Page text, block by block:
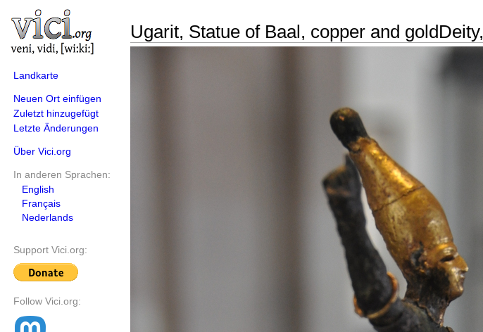
Landkarte
Neuen Ort einfügen
Zuletzt hinzugefügt
Letzte Änderungen
Über Vici.org
In anderen Sprachen:
English
Français
Nederlands
Support Vici.org:
Follow Vici.org:
Ugarit, Statue of Baal, copper and goldDeity,